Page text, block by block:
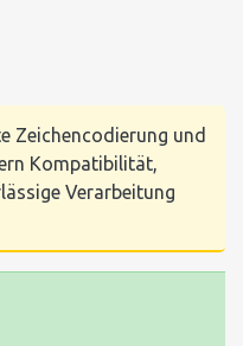
Zeichencodierung und
Kompatibilität,
Verarbeitung